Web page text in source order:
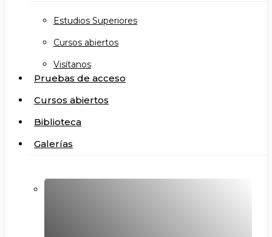
Estudios Superiores
Cursos abiertos
Visítanos
Pruebas de acceso
Cursos abiertos
Biblioteca
Galerías